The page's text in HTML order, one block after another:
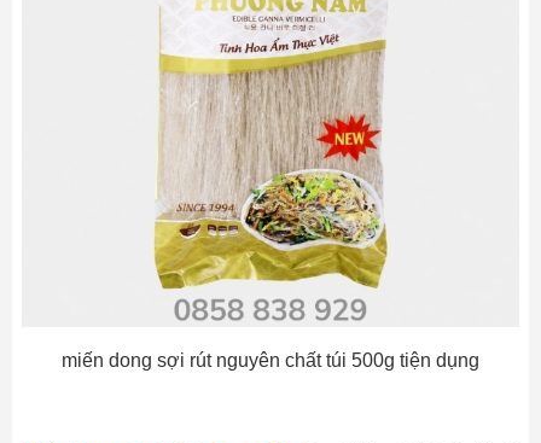
miến dong sợi rút nguyên chất túi 500g tiện dụng